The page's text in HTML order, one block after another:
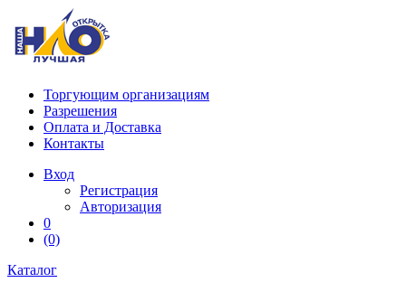
Торгующим организациям
Разрешения
Оплата и Доставка
Контакты
Вход
Регистрация
Авторизация
0
(0)
Каталог